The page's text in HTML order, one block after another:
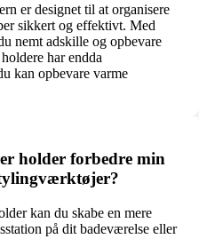
er designet til at organisere
sikkert og effektivt. Med
nemt adskille og opbevare
har endda
kan opbevare varme
holder forbedre min
kan du skabe en mere
på dit badeværelse eller